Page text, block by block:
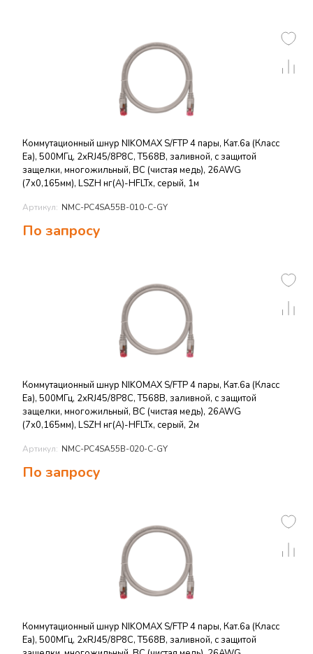
Коммутационный шнур NIKOMAX S/FTP 4 пары, Кат.6a (Класс
Ea), 500МГц, 2хRJ45/8P8C, T568B, заливной, с защитой
защелки, многожильный, BC (чистая медь), 26AWG
(7х0,165мм), LSZH нг(А)-HFLTx, серый, 1м
Артикул: NMC-PC4SA55B-010-C-GY
По запросу
Коммутационный шнур NIKOMAX S/FTP 4 пары, Кат.6a (Класс
Ea), 500МГц, 2хRJ45/8P8C, T568B, заливной, с защитой
защелки, многожильный, BC (чистая медь), 26AWG
(7х0,165мм), LSZH нг(А)-HFLTx, серый, 2м
Артикул: NMC-PC4SA55B-020-C-GY
По запросу
Коммутационный шнур NIKOMAX S/FTP 4 пары, Кат.6a (Класс
Ea), 500МГц, 2хRJ45/8P8C, T568B, заливной, с защитой